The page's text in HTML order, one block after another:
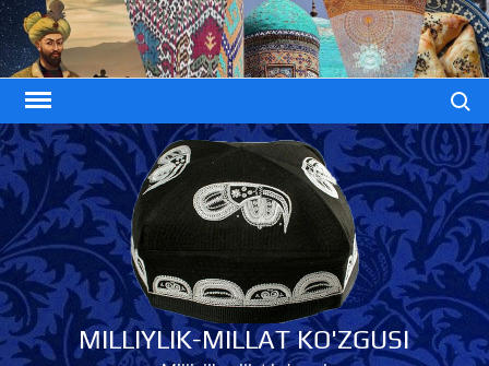
Skip
to
content
MILLIYLIK-MILLAT KO'ZGUSI